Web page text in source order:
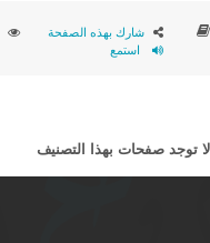
شارك بهذه الصفحة
استمع
لا توجد صفحات بهذا التصنيف